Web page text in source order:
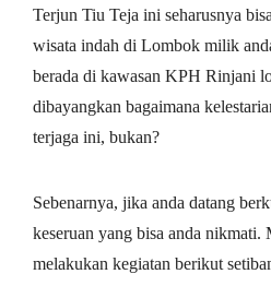
Terjun Tiu Teja ini seharusnya
wisata indah di Lombok milik
berada di kawasan KPH Rinjani
dibayangkan bagaimana
terjaga ini, bukan?
Sebenarnya, jika anda datang
keseruan yang bisa anda nikmati.
melakukan kegiatan berikut